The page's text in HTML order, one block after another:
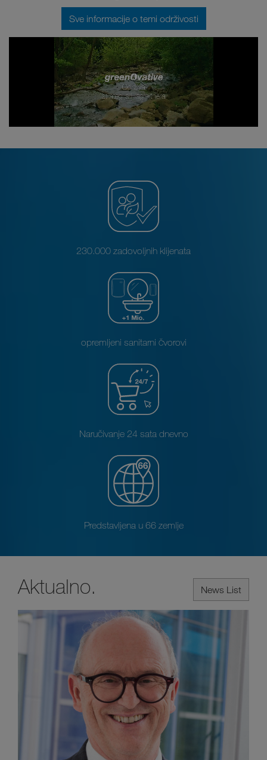
Sve informacije o temi održivosti
230.000 zadovoljnih klijenata
opremljeni sanitarni čvorovi
Naručivanje 24 sata dnevno
Predstavljena u 66 zemlje
News List
Aktualno.